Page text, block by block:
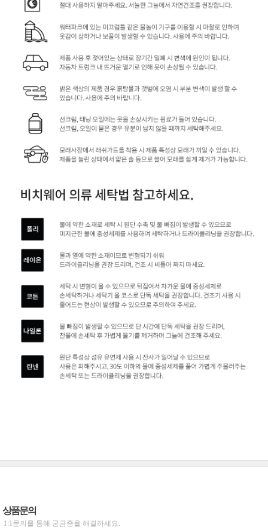
상품문의
1:1문의를 통해 궁금증을 해결하세요.